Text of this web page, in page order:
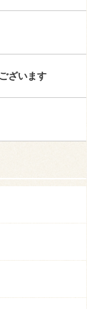
ざいます